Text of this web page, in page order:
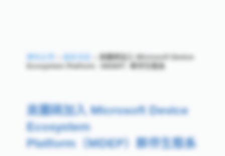
網站主頁
奧圖碼加入 Microsoft Device
Ecosystem Platform（MDEP）夥伴生態系
奧圖碼加入 Microsoft Device
奧圖碼加入 Microsoft Device
Ecosystem
Platform（MDEP）夥伴生態系